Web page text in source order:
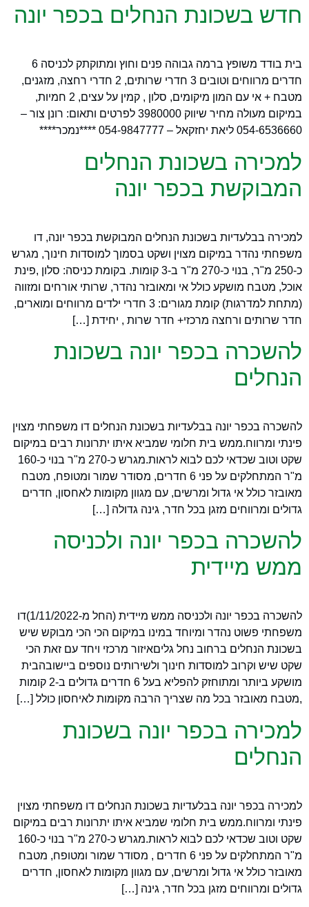
חדש בשכונת הנחלים בכפר יונה
בית בודד משופץ ברמה גבוהה פנים וחוץ ומתוקתק לכניסה 6
חדרים מרווחים וטובים 3 חדרי שרותים, 2 חדרי רחצה, מזגנים,
מטבח + אי עם המון מיקומים, סלון , קמין על עצים, 2 חמיות,
במיקום מעולה מחיר שיווק 3980000 לפרטים ותאום: רונן צור –
054-6536660 ליאת יחזקאל – 054-9847777 ****נמכר****
למכירה בשכונת הנחלים
המבוקשת בכפר יונה
למכירה בבלעדיות בשכונת הנחלים המבוקשת בכפר יונה, דו
משפחתי נהדר במיקום מצוין ושקט בסמוך למוסדות חינוך, מגרש
כ-250 מ"ר, בנוי כ-270 מ"ר ב-3 קומות. בקומת כניסה: סלון ,פינת
אוכל, מטבח מושקע כולל אי ומאובזר נהדר, שרותי אורחים ומזווה
(מתחת למדרגות) קומת מגורים: 3 חדרי ילדים מרווחים ומוארים,
חדר שרותים ורחצה מרכזי+ חדר שרות , יחידת […]
להשכרה בכפר יונה בשכונת
הנחלים
להשכרה בכפר יונה בבלעדיות בשכונת הנחלים דו משפחתי מצוין
פינתי ומרווח.ממש בית חלומי שמביא איתו יתרונות רבים במיקום
שקט וטוב שכדאי לכם לבוא לראות.מגרש כ-270 מ"ר בנוי כ-160
מ"ר המתחלקים על פני 6 חדרים, מסודר שמור ומטופח, מטבח
מאובזר כולל אי גדול ומרשים, עם מגוון מקומות לאחסון, חדרים
גדולים ומרווחים מזגן בכל חדר, גינה גדולה […]
להשכרה בכפר יונה ולכניסה
ממש מיידית
להשכרה בכפר יונה ולכניסה ממש מיידית (החל מ-1/11/2022)דו
משפחתי פשוט נהדר ומיוחד במינו במיקום הכי הכי מבוקש שיש
בשכונת הנחלים ברחוב נחל גליםאיזור מרכזי ויחד עם זאת הכי
שקט שיש וקרוב למוסדות חינוך ולשירותים נוספים ביישובהבית
מושקע ביותר ומתוחזק להפליא בעל 6 חדרים גדולים ב-2 קומות
,מטבח מאובזר בכל מה שצריך הרבה מקומות לאיחסון כולל […]
למכירה בכפר יונה בשכונת
הנחלים
למכירה בכפר יונה בבלעדיות בשכונת הנחלים דו משפחתי מצוין
פינתי ומרווח.ממש בית חלומי שמביא איתו יתרונות רבים במיקום
שקט וטוב שכדאי לכם לבוא לראות.מגרש כ-270 מ"ר בנוי כ-160
מ"ר המתחלקים על פני 6 חדרים , מסודר שמור ומטופח, מטבח
מאובזר כולל אי גדול ומרשים, עם מגוון מקומות לאחסון, חדרים
גדולים ומרווחים מזגן בכל חדר, גינה […]